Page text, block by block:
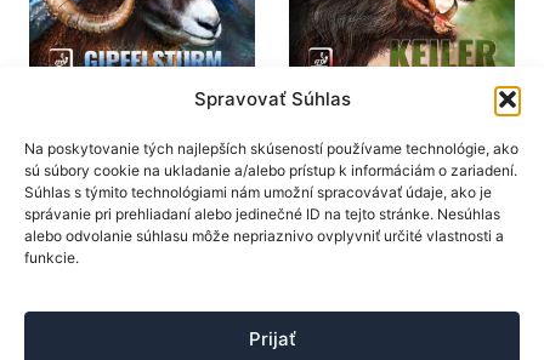
Spravovať Súhlas
Na poskytovanie tých najlepších skúseností používame technológie, ako
sú súbory cookie na ukladanie a/alebo prístup k informáciám o zariadení.
Súhlas s týmito technológiami nám umožní spracovávať údaje, ako je
správanie pri prehliadaní alebo jedinečné ID na tejto stránke. Nesúhlas
alebo odvolanie súhlasu môže nepriaznivo ovplyvniť určité vlastnosti a
funkcie.
Prijať
produktu.
Poťahy na rakety
SpinLord poťah
Gipfelsturm OX
19,90€
má
SpinLord
Poťahy na rakety
SpinLord poťah Keiler
23,50€
Tento